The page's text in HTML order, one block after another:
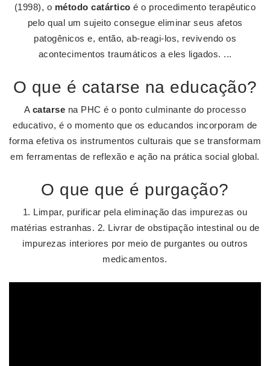
(1998), o método catártico é o procedimento terapêutico
pelo qual um sujeito consegue eliminar seus afetos
patogênicos e, então, ab-reagi-los, revivendo os
acontecimentos traumáticos a eles ligados. ...
O que é catarse na educação?
A catarse na PHC é o ponto culminante do processo
educativo, é o momento que os educandos incorporam de
forma efetiva os instrumentos culturais que se transformam
em ferramentas de reflexão e ação na prática social global.
O que que é purgação?
1. Limpar, purificar pela eliminação das impurezas ou
matérias estranhas. 2. Livrar de obstipação intestinal ou de
impurezas interiores por meio de purgantes ou outros
medicamentos.